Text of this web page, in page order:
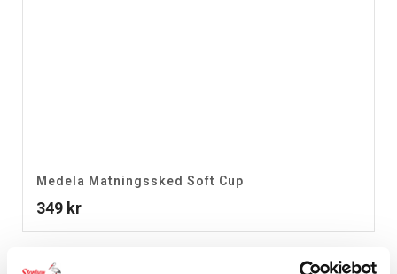
Medela Matningssked Soft Cup
349 kr